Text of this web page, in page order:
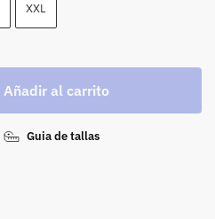
XXL
Añadir al carrito
Guia de tallas